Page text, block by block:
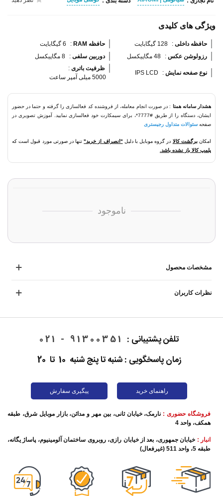
ویژگی های کلیدی
حافظه داخلی : 128 گیگابایت حافظه RAM :
6 گیگابایت
رزولوشن عکس : 48 مگاپیکسل دوربین سلفی : 8 مگاپیکسل
نوع صفحه نمایش :
IPS LCD
ظرفیت باتری :
5000 میلی آمپر ساعت
هشدار سامانه همتا
: در صورت انجام معامله، از فروشنده کد فعالسازی را گرفته و حتما در حضور
ایشان، دستگاه را از طریق #7777*، برای سیمکارت خود فعالسازی نمایید. آموزش تصویری در
صفحه سئوالات متداول رجیستری
امکانبرگشت کالا در گروه موبایل با دلیل "انصراف از خرید"تنها در صورتی مورد قبول است که
پلمپ کالا باز نشده باشد.
ناموجود
مشخصات محصول
نظرات کاربران
تلفن پشتیبانی : 91300351 - 021
زمان پاسخگویی : شنبه تا پنج شنبه 10 تا 20
راهنمای خرید پیگیری سفارش
فروشگاه حضوری : نارمک، خیابان ثانی، بین مهر و مدائن، بازار موبایل شرق، طبقه
همکف، واحد 4
انبار : خیابان جمهوری، بعد از خیابان رازی، روبروی ساختمان آلومینیوم، پاساژ یگانه،
طبقه 5، واحد 511 (غیرفعال)